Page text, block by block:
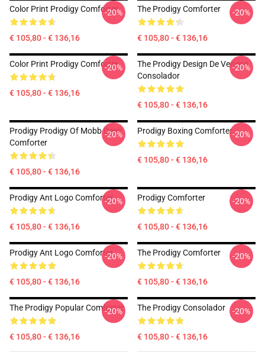
Сolor Print Prodigy Comforter
€ 105,80 - € 136,16
-20% The Prodigy Comforter
€ 105,80 - € 136,16
-20%
Сolor Print Prodigy Comforter
€ 105,80 - € 136,16
-20%
The Prodigy Design De Veneno
Consolador
€ 105,80 - € 136,16
-20%
Prodigy Prodigy Of Mobb Deep
Comforter
€ 105,80 - € 136,16
-20% Prodigy Boxing Comforter
€ 105,80 - € 136,16
-20%
Prodigy Ant Logo Comforter
€ 105,80 - € 136,16
-20% Prodigy Comforter
€ 105,80 - € 136,16
-20%
Prodigy Ant Logo Comforter
€ 105,80 - € 136,16
-20% The Prodigy Comforter
€ 105,80 - € 136,16
-20%
The Prodigy Popular Comforter
€ 105,80 - € 136,16
-20% The Prodigy Consolador
€ 105,80 - € 136,16
-20%